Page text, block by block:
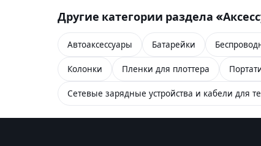
Другие категории раздела
Автоаксессуары Батарейки
Колонки Пленки для плоттера
Сетевые зарядные устройства и кабели для